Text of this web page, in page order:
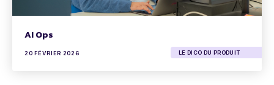
AI Ops
20 FÉVRIER 2026 LE DICO DU PRODUIT